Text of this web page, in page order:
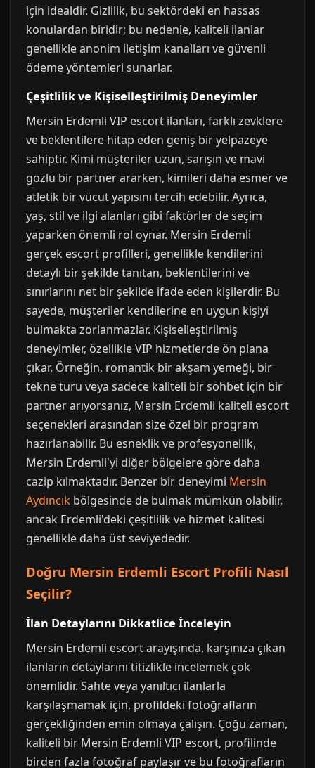
için idealdir. Gizlilik, bu sektördeki en hassas
konulardan biridir; bu nedenle, kaliteli ilanlar
genellikle anonim iletişim kanalları ve güvenli
ödeme yöntemleri sunarlar.
Çeşitlilik ve Kişiselleştirilmiş Deneyimler
Mersin Erdemli VIP escort ilanları, farklı zevklere
ve beklentilere hitap eden geniş bir yelpazeye
sahiptir. Kimi müşteriler uzun, sarışın ve mavi
gözlü bir partner ararken, kimileri daha esmer ve
atletik bir vücut yapısını tercih edebilir. Ayrıca,
yaş, stil ve ilgi alanları gibi faktörler de seçim
yaparken önemli rol oynar. Mersin Erdemli
gerçek escort profilleri, genellikle kendilerini
detaylı bir şekilde tanıtan, beklentilerini ve
sınırlarını net bir şekilde ifade eden kişilerdir. Bu
sayede, müşteriler kendilerine en uygun kişiyi
bulmakta zorlanmazlar. Kişiselleştirilmiş
deneyimler, özellikle VIP hizmetlerde ön plana
çıkar. Örneğin, romantik bir akşam yemeği, bir
tekne turu veya sadece kaliteli bir sohbet için bir
partner arıyorsanız, Mersin Erdemli kaliteli escort
seçenekleri arasından size özel bir program
hazırlanabilir. Bu esneklik ve profesyonellik,
Mersin Erdemli'yi diğer bölgelere göre daha
cazip kılmaktadır. Benzer bir deneyimi Mersin
Aydıncık bölgesinde de bulmak mümkün olabilir,
ancak Erdemli'deki çeşitlilik ve hizmet kalitesi
genellikle daha üst seviyededir.
Doğru Mersin Erdemli Escort Profili Nasıl
Seçilir?
İlan Detaylarını Dikkatlice İnceleyin
Mersin Erdemli escort arayışında, karşınıza çıkan
ilanların detaylarını titizlikle incelemek çok
önemlidir. Sahte veya yanıltıcı ilanlarla
karşılaşmamak için, profildeki fotoğrafların
gerçekliğinden emin olmaya çalışın. Çoğu zaman,
kaliteli bir Mersin Erdemli VIP escort, profilinde
birden fazla fotoğraf paylaşır ve bu fotoğrafların